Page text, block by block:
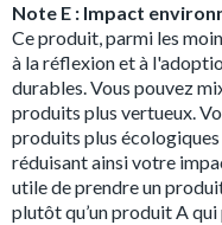
Note E : Impact
Ce produit, parmi les
à la réflexion et à
durables. Vous pouvez
produits plus vertueux.
produits plus
réduisant ainsi votre
utile de prendre un
plutôt qu’un produit A